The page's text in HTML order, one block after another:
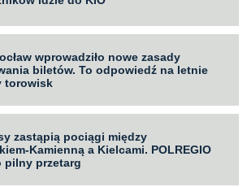
wprowadziło nowe zasady
biletów. To odpowiedź na letnie
torowisk
zastąpią pociągi między
Kamienną a Kielcami. POLREGIO
pilny przetarg